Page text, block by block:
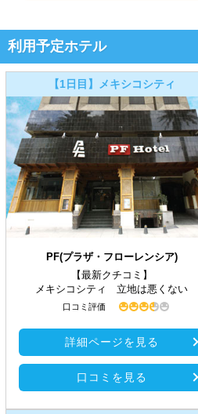
利用予定ホテル
【1日目】メキシコシティ
PF(プラザ・フローレンシア)
【最新クチコミ】
メキシコシティ 立地は悪くない
口コミ評価
詳細ページを見る
口コミを見る